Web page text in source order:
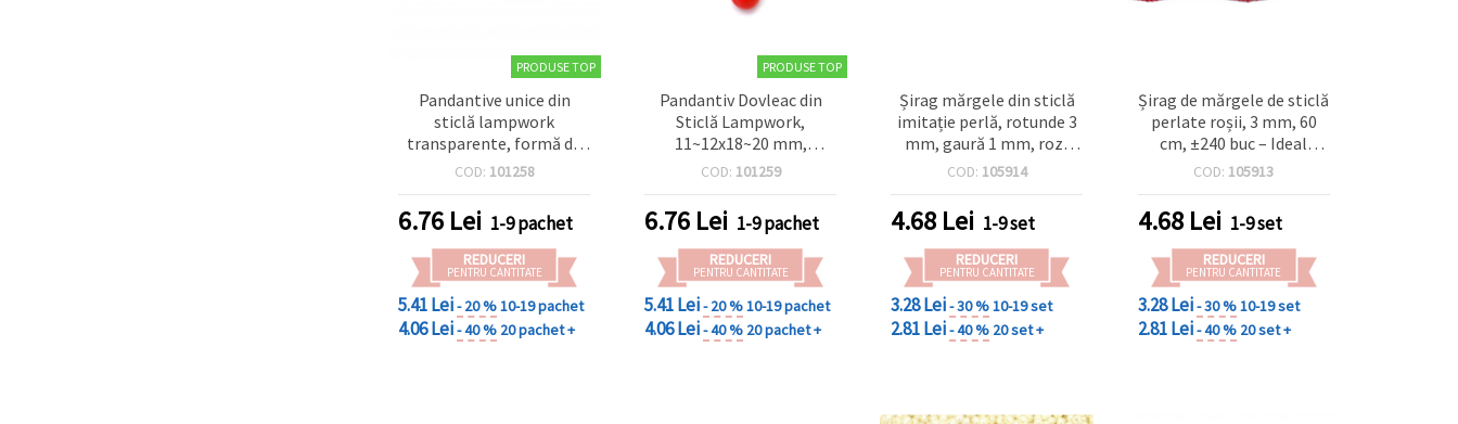
PRODUSE TOP
Pandantive unice din
sticlă lampwork
transparente, formă de
ardei gras, lucrate
mm, orificiu 6~8x4 mm –
perfecte pentru bijuterii,
DIY și meșteșuguri – set
de 4 bucăți, asortate (mix)
COD: 101258
6.76 Lei 1-9 pachet
REDUCERI
PENTRU CANTITATE
5.41 Lei- 20 %10-19 pachet
4.06 Lei- 40 % 20 pachet +
PRODUSE TOP
Pandantiv Dovleac din
Sticlă Lampwork,
11~12x18~20 mm,
Orificiu: 6~8x3 mm,
pentru Bijuterii - 4 buc
COD: 101259
6.76 Lei 1-9 pachet
REDUCERI
PENTRU CANTITATE
5.41 Lei- 20 %10-19 pachet
4.06 Lei- 40 % 20 pachet +
Șirag mărgele din sticlă
imitație perlă, rotunde 3
mm, gaură 1 mm, roz-
maroniu, ±210 buc., ±60
handmade și craft
COD: 105914
4.68 Lei 1-9 set
REDUCERI
PENTRU CANTITATE
3.28 Lei- 30 %10-19 set
2.81 Lei- 40 % 20 set +
Șirag de mărgele de sticlă
perlate roșii, 3 mm, 60
cm, ±240 buc – Ideal
pentru bijuterii și
COD: 105913
4.68Lei 1-9 set
REDUCERI
PENTRU CANTITATE
3.28 Lei- 30 %10-19 set
2.81 Lei- 40 % 20 set +